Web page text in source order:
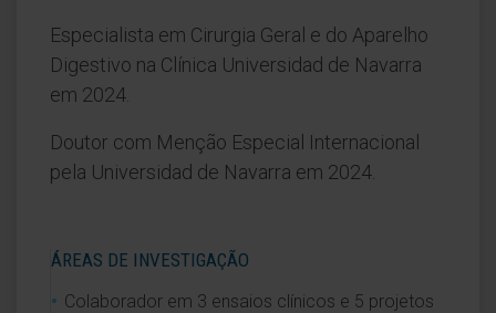
Especialista em Cirurgia Geral e do Aparelho
Digestivo na Clínica Universidad de Navarra
em 2024.
Doutor com Menção Especial Internacional
pela Universidad de Navarra em 2024.
ÁREAS DE INVESTIGAÇÃO
Colaborador em 3 ensaios clínicos e 5 projetos